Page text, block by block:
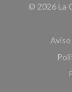
© 2026 La